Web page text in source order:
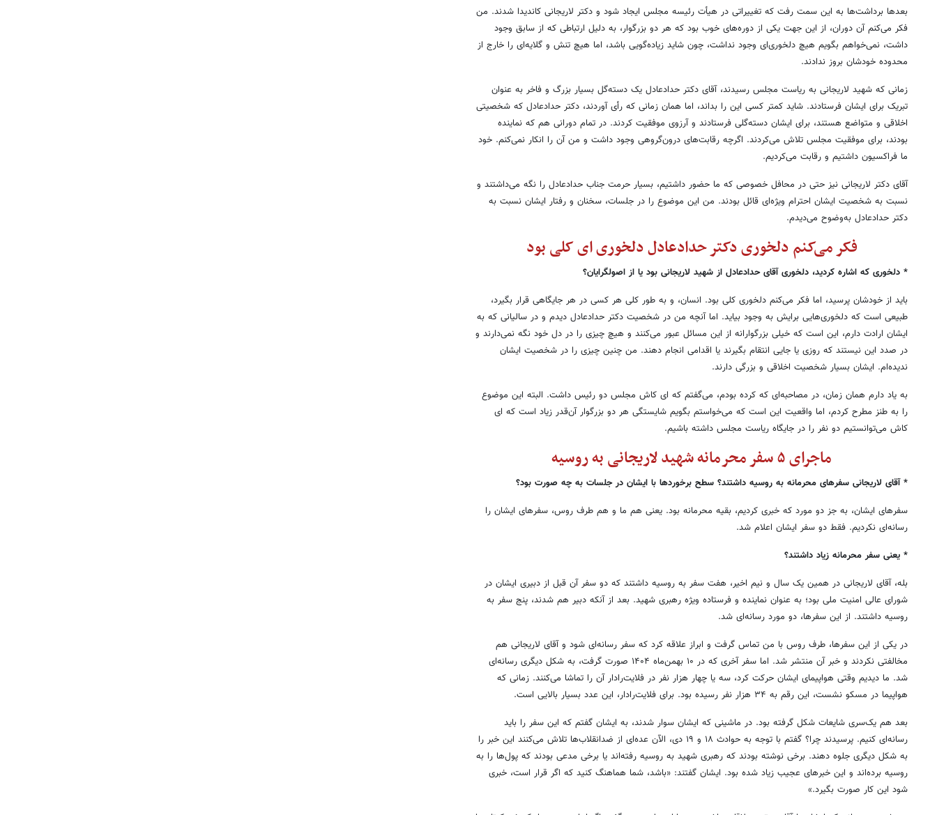
بعدها برداشت‌ها به این سمت رفت که تغییراتی در هیأت رئیسه مجلس ایجاد شود و دکتر لاریجانی کاندیدا شدند. من
فکر می‌کنم آن دوران، از این جهت یکی از دوره‌های خوب بود که هر دو بزرگوار، به دلیل ارتباطی که از سابق وجود
داشت، نمی‌خواهم بگویم هیچ دلخوری‌ای وجود نداشت، چون شاید زیاده‌گویی باشد، اما هیچ تنش و گلایه‌ای را خارج از
محدوده خودشان بروز ندادند.
زمانی که شهید لاریجانی به ریاست مجلس رسیدند، آقای دکتر حدادعادل یک دسته‌گل بسیار بزرگ و فاخر به عنوان
تبریک برای ایشان فرستادند. شاید کمتر کسی این را بداند، اما همان زمانی که رأی آوردند، دکتر حدادعادل که شخصیتی
اخلاقی و متواضع هستند، برای ایشان دسته‌گلی فرستادند و آرزوی موفقیت کردند. در تمام دورانی هم که نماینده
بودند، برای موفقیت مجلس تلاش می‌کردند. اگرچه رقابت‌های درون‌گروهی وجود داشت و من آن را انکار نمی‌کنم. خود
ما فراکسیون داشتیم و رقابت می‌کردیم.
آقای دکتر لاریجانی نیز حتی در محافل خصوصی که ما حضور داشتیم، بسیار حرمت جناب حدادعادل را نگه می‌داشتند و
نسبت به شخصیت ایشان احترام ویژه‌ای قائل بودند. من این موضوع را در جلسات، سخنان و رفتار ایشان نسبت به
دکتر حدادعادل به‌وضوح می‌دیدم.
فکر می‌کنم دلخوری دکتر حدادعادل دلخوری ای کلی بود
* دلخوری که اشاره کردید، دلخوری آقای حدادعادل از شهید لاریجانی بود یا از اصولگرایان؟
باید از خودشان پرسید، اما فکر می‌کنم دلخوری کلی بود. انسان، و به طور کلی هر کسی در هر جایگاهی قرار بگیرد،
طبیعی است که دلخوری‌هایی برایش به وجود بیاید. اما آنچه من در شخصیت دکتر حدادعادل دیدم و در سالیانی که به
ایشان ارادت دارم، این است که خیلی بزرگوارانه از این مسائل عبور می‌کنند و هیچ چیزی را در دل خود نگه نمی‌دارند و
در صدد این نیستند که روزی یا جایی انتقام بگیرند یا اقدامی انجام دهند. من چنین چیزی را در شخصیت ایشان
ندیده‌ام. ایشان بسیار شخصیت اخلاقی و بزرگی دارند.
به یاد دارم همان زمان، در مصاحبه‌ای که کرده بودم، می‌گفتم که ای کاش مجلس دو رئیس داشت. البته این موضوع
را به طنز مطرح ‌کردم، اما واقعیت این است که می‌خواستم بگویم شایستگی هر دو بزرگوار آن‌قدر زیاد است که ای
کاش می‌توانستیم دو نفر را در جایگاه ریاست مجلس داشته باشیم.
ماجرای ۵ سفر محرمانه شهید لاریجانی به روسیه
* آقای لاریجانی سفرهای محرمانه به روسیه داشتند؟ سطح برخوردها با ایشان در جلسات به چه صورت بود؟
سفرهای ایشان، به جز دو مورد که خبری کردیم، بقیه محرمانه بود. یعنی هم ما و هم طرف روس، سفرهای ایشان را
رسانه‌ای نکردیم. فقط دو سفر ایشان اعلام شد.
* یعنی سفر محرمانه زیاد داشتند؟
بله، آقای لاریجانی در همین یک سال و نیم اخیر، هفت سفر به روسیه داشتند که دو سفر آن قبل از دبیری ایشان در
شورای عالی امنیت ملی بود؛ به عنوان نماینده و فرستاده ویژه رهبری شهید. بعد از آنکه دبیر هم شدند، پنج سفر به
روسیه داشتند. از این سفرها، دو مورد رسانه‌ای شد.
در یکی از این سفرها، طرف روس با من تماس گرفت و ابراز علاقه کرد که سفر رسانه‌ای شود و آقای لاریجانی هم
مخالفتی نکردند و خبر آن منتشر شد. اما سفر آخری که در ۱۰ بهمن‌ماه ۱۴۰۴ صورت گرفت، به شکل دیگری رسانه‌ای
شد. ما دیدیم وقتی هواپیمای ایشان حرکت کرد، سه یا چهار هزار نفر در فلایت‌رادار آن را تماشا می‌کنند. زمانی که
هواپیما در مسکو نشست، این رقم به ۳۴ هزار نفر رسیده بود. برای فلایت‌رادار، این عدد بسیار بالایی است
.
بعد هم یک‌سری شایعات شکل گرفته بود. در ماشینی که ایشان سوار شدند، به ایشان گفتم که این سفر را باید
رسانه‌ای کنیم. پرسیدند چرا؟ گفتم با توجه به حوادث ۱۸ و ۱۹ دی، الآن عده‌ای از ضدانقلاب‌ها تلاش می‌کنند این خبر را
به شکل دیگری جلوه دهند. برخی نوشته بودند که رهبری شهید به روسیه رفته‌اند یا برخی مدعی بودند که پول‌ها را به
روسیه برده‌اند و این خبرهای عجیب زیاد شده بود. ایشان گفتند: «باشد، شما هماهنگ کنید که اگر قرار است، خبری
شود این کار صورت بگیرد.»